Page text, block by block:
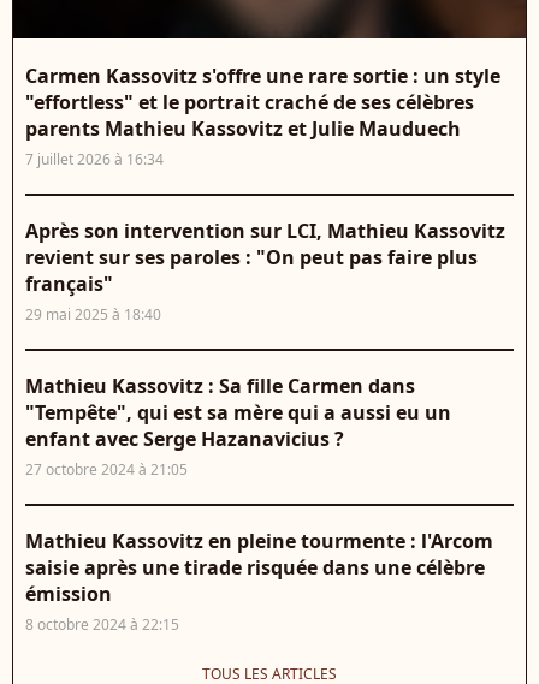
Carmen Kassovitz s'offre une rare sortie : un style
"effortless" et le portrait craché de ses célèbres
parents Mathieu Kassovitz et Julie Mauduech
7 juillet 2026 à 16:34
Après son intervention sur LCI, Mathieu Kassovitz
revient sur ses paroles : "On peut pas faire plus
français"
29 mai 2025 à 18:40
Mathieu Kassovitz : Sa fille Carmen dans
"Tempête", qui est sa mère qui a aussi eu un
enfant avec Serge Hazanavicius ?
27 octobre 2024 à 21:05
Mathieu Kassovitz en pleine tourmente : l'Arcom
saisie après une tirade risquée dans une célèbre
émission
8 octobre 2024 à 22:15
TOUS LES ARTICLES